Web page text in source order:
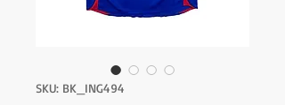
SKU: BK_ING494